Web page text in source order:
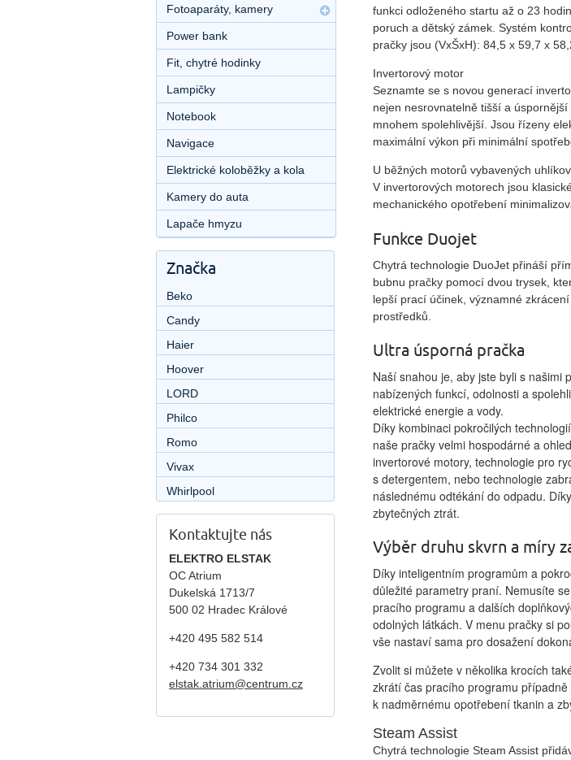
funkci odloženého startu až o 23
poruch a dětský zámek. Systém
pračky jsou (VxŠxH): 84,5 x 59,7 x
Invertorový motor
Seznamte se s novou generací
nejen nesrovnatelně tišší a
mnohem spolehlivější. Jsou řízeny
maximální výkon při minimální
U běžných motorů vybavených
V invertorových motorech jsou
mechanického opotřebení
Funkce Duojet
Chytrá technologie DuoJet přináší
bubnu pračky pomocí dvou trysek,
lepší prací účinek, významné
prostředků.
Ultra úsporná pračka
Naší snahou je, aby jste byli s našimi
nabízených funkcí, odolnosti a
elektrické energie a vody.
Díky kombinaci pokročilých
naše pračky velmi hospodárné a
invertorové motory, technologie pro
s detergentem, nebo technologie
následnému odtékání do odpadu.
zbytečných ztrát.
Výběr druhu skvrn a míry
Díky inteligentním programům a
důležité parametry praní. Nemusíte
pracího programu a dalších
odolných látkách. V menu pračky si
vše nastaví sama pro dosažení
Zvolit si můžete v několika krocích
zkrátí čas pracího programu
k nadměrnému opotřebení tkanin a
Steam Assist
Chytrá technologie Steam Assist
Fotoaparáty, kamery
Power bank
Fit, chytré hodinky
Lampičky
Notebook
Navigace
Elektrické koloběžky a kola
Kamery do auta
Lapače hmyzu
Značka
Beko
Candy
Haier
Hoover
LORD
Philco
Romo
Vivax
Whirlpool
Kontaktujte nás
ELEKTRO ELSTAK
OC Atrium
Dukelská 1713/7
500 02 Hradec Králové
+420 495 582 514
+420 734 301 332
elstak.atrium@centrum.cz